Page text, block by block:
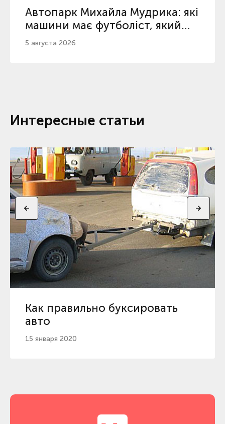
Автопарк Михайла Мудрика: які
машини має футболіст, який
повернувся з дискваліфікації
5 августа 2026
Интересные статьи
Как правильно буксировать
авто
15 января 2020